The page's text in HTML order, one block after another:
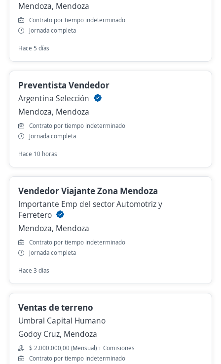
Mendoza, Mendoza
Contrato por tiempo indeterminado
Jornada completa
Hace 5 días
Preventista Vendedor
Argentina Selección
Mendoza, Mendoza
Contrato por tiempo indeterminado
Jornada completa
Hace 10 horas
Vendedor Viajante Zona Mendoza
Importante Emp del sector Automotriz y
Ferretero
Mendoza, Mendoza
Contrato por tiempo indeterminado
Jornada completa
Hace 3 días
Ventas de terreno
Umbral Capital Humano
Godoy Cruz, Mendoza
$ 2.000.000,00 (Mensual) + Comisiones
Contrato por tiempo indeterminado